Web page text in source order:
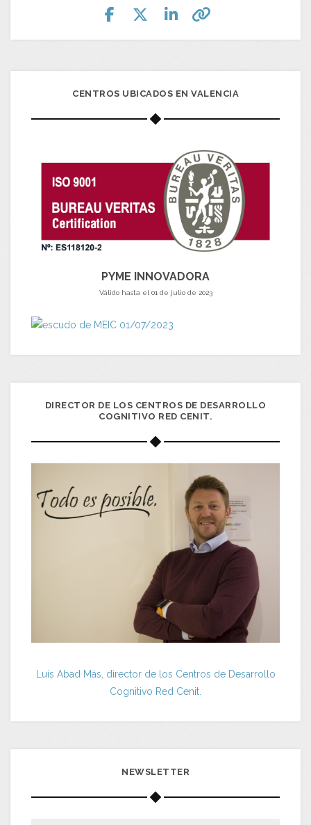
CENTROS UBICADOS EN VALENCIA
PYME INNOVADORA
Válido hasta el 01 de julio de 2023
DIRECTOR DE LOS CENTROS DE DESARROLLO
COGNITIVO RED CENIT.
Luis Abad Más, director de los Centros de Desarrollo
Cognitivo Red Cenit.
NEWSLETTER